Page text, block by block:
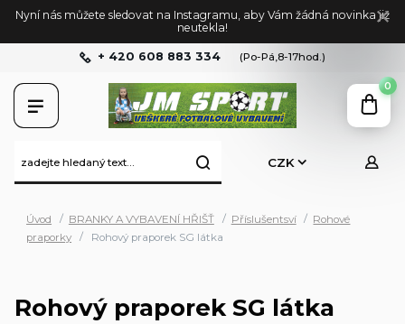
Nyní nás můžete sledovat na Instagramu, aby Vám žádná novinka již
neutekla!
CZK
+ 420 608 883 334 (Po-Pá,8-17hod.)
0
Úvod BRANKY A VYBAVENÍ HŘIŠŤ Příslušentsví
Rohové
praporky
Rohový praporek SG látka
Rohový praporek SG látka